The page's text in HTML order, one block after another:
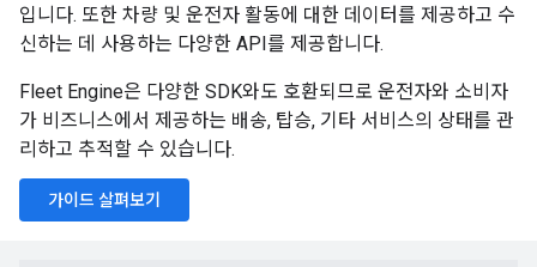
입니다. 또한 차량 및 운전자 활동에 대한 데이터를 제공하고 수
신하는 데 사용하는 다양한 API를 제공합니다.
Fleet Engine은 다양한 SDK와도 호환되므로 운전자와 소비자
가 비즈니스에서 제공하는 배송, 탑승, 기타 서비스의 상태를 관
리하고 추적할 수 있습니다.
가이드 살펴보기